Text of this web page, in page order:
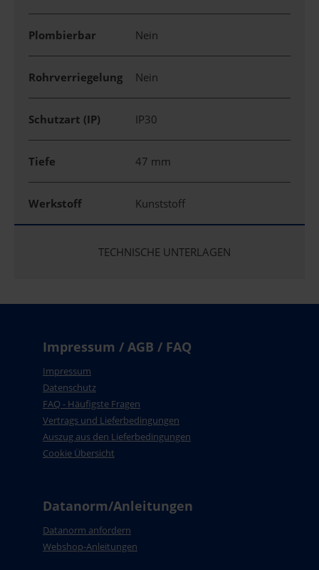
Plombierbar Nein
Rohrverriegelung Nein
Schutzart (IP) IP30
Tiefe 47 mm
Werkstoff Kunststoff
TECHNISCHE UNTERLAGEN
Impressum / AGB / FAQ
Impressum
Datenschutz
FAQ - Häufigste Fragen
Vertrags und Lieferbedingungen
Auszug aus den Lieferbedingungen
Cookie Übersicht
Datanorm/Anleitungen
Datanorm anfordern
Webshop-Anleitungen